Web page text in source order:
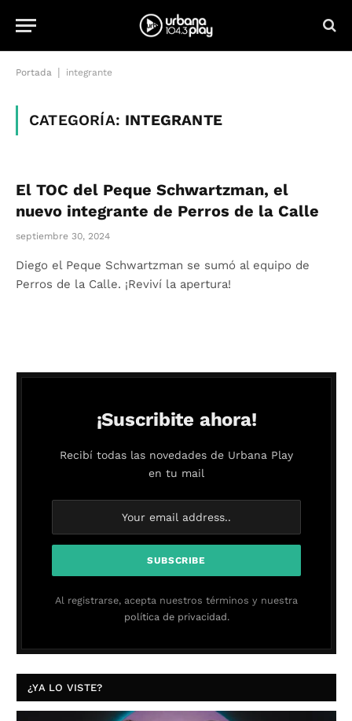
Portada integrante
CATEGORÍA: INTEGRANTE
El TOC del Peque Schwartzman, el
nuevo integrante de Perros de la Calle
septiembre 30, 2024
Diego el Peque Schwartzman se sumó al equipo de
Perros de la Calle. ¡Reviví la apertura!
¡Suscribite ahora!
Recibí todas las novedades de Urbana Play
en tu mail
Al registrarse, acepta nuestros términos y nuestra
política de privacidad.
¿YA LO VISTE?